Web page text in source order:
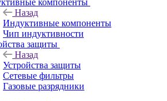
компоненты
Назад
Индуктивные компоненты
Чип индуктивности
защиты
Назад
Устройства защиты
Сетевые фильтры
Газовые разрядники